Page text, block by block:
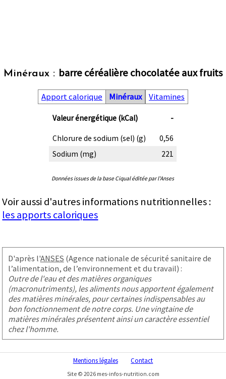
Minéraux : barre céréalière chocolatée aux fruits
Apport calorique Minéraux Vitamines
Valeur énergétique (kCal) -
Chlorure de sodium (sel) (g)
0,56
Sodium (mg)
221
Données issues de la base Ciqual éditée par l'Anses
Voir aussi d'autres informations nutritionnelles :
les apports caloriques
D'après l'ANSES (Agence nationale de sécurité sanitaire de
l’alimentation, de l’environnement et du travail) :
Outre de l'eau et des matières organiques
(macronutriments), les aliments nous apportent également
des matières minérales, pour certaines indispensables au
bon fonctionnement de notre corps. Une vingtaine de
matières minérales présentent ainsi un caractère essentiel
chez l'homme.
Mentions légales Contact
Site © 2026 mes-infos-nutrition.com